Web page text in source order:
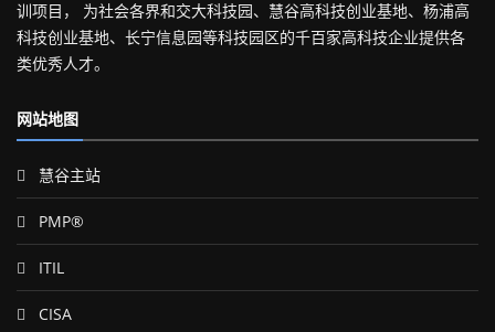
训项目， 为社会各界和交大科技园、慧谷高科技创业基地、杨浦高
科技创业基地、长宁信息园等科技园区的千百家高科技企业提供各
类优秀人才。
网站地图
慧谷主站
PMP®
ITIL
CISA